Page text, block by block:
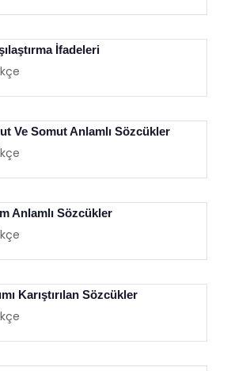
İfadeleri
Ve Somut Anlamlı Sözcükler
Anlamlı Sözcükler
Karıştırılan Sözcükler